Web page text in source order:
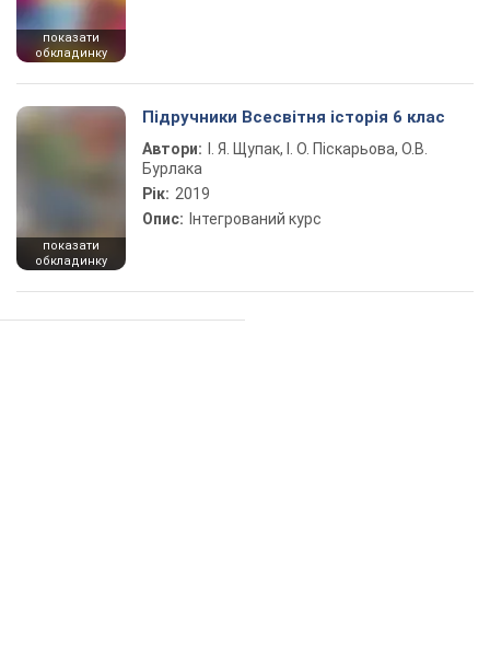
показати
обкладинку
показати
обкладинку
Підручники Всесвітня історія 6 клас
Автори:
І. Я. Щупак, І. О. Піскарьова, О.В.
Бурлака
Рік: 2019
Опис: Інтегрований курс